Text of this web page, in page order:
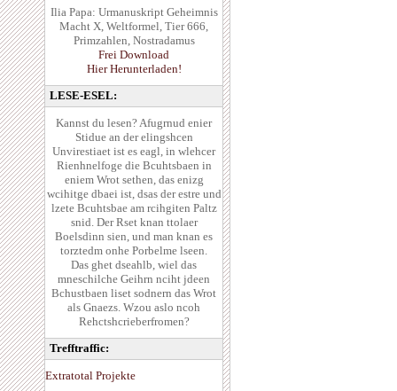
Ilia Papa: Urmanuskript Geheimnis
Macht X, Weltformel, Tier 666,
Primzahlen, Nostradamus
Frei Download
Hier Herunterladen!
LESE-ESEL:
Kannst du lesen? Afugrnud enier
Stidue an der elingshcen
Unvirestiaet ist es eagl, in wlehcer
Rienhnelfoge die Bcuhtsbaen in
eniem Wrot sethen, das enizg
wcihitge dbaei ist, dsas der estre und
lzete Bcuhtsbae am rcihgiten Paltz
snid. Der Rset knan ttolaer
Boelsdinn sien, und man knan es
torztedm onhe Porbelme lseen.
Das ghet dseahlb, wiel das
mneschilche Geihrn nciht jdeen
Bchustbaen liset sodnern das Wrot
als Gnaezs. Wzou aslo ncoh
Rehctshcrieberfromen?
Trefftraffic:
Extratotal Projekte